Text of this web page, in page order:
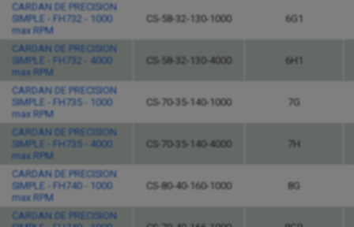
CARDAN DE PRECISION
SIMPLE - FH732 - 1000
max RPM
CS-58-32-130-1000 6G1
CARDAN DE PRECISION
SIMPLE - FH732 - 4000
max RPM
CS-58-32-130-4000 6H1
CARDAN DE PRECISION
SIMPLE - FH735 - 1000
max RPM
CS-70-35-140-1000 7G
CARDAN DE PRECISION
SIMPLE - FH735 - 4000
max RPM
CS-70-35-140-4000 7H
CARDAN DE PRECISION
SIMPLE - FH740 - 1000
max RPM
CS-80-40-160-1000 8G
CARDAN DE PRECISION